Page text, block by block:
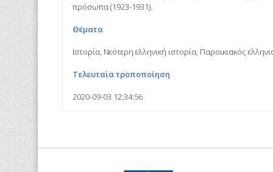
πρόσωπα (1923-1931).
Θέματα
Ιστορία, Νεότερη ελληνική ιστορία, Παροικιακός
Τελευταία τροποποίηση
2020-09-03 12:34:56